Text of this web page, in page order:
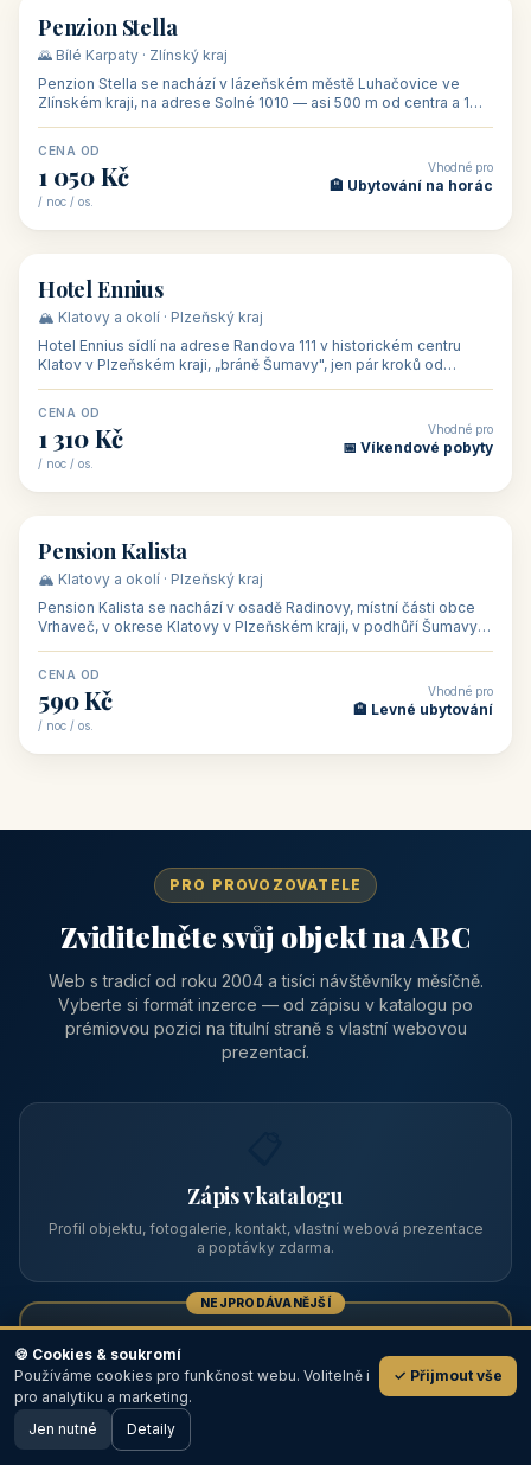
🏡 penzion
Penzion Stella
🌄 Bílé Karpaty · Zlínský kraj
Penzion Stella se nachází v lázeňském městě Luhačovice ve
Zlínském kraji, na adrese Solné 1010 — asi 500 m od centra a 1
CENA OD
1 050 Kč
/ noc / os.
Vhodné pro
🏨 Ubytování na horác
🏨 hotel
Hotel Ennius
🏔️ Klatovy a okolí · Plzeňský kraj
Hotel Ennius sídlí na adrese Randova 111 v historickém centru
Klatov v Plzeňském kraji, „bráně Šumavy", jen pár kroků od
CENA OD
1 310 Kč
/ noc / os.
Vhodné pro
📅 Víkendové pobyty
🏡 penzion
Pension Kalista
🏔️ Klatovy a okolí · Plzeňský kraj
Pension Kalista se nachází v osadě Radinovy, místní části obce
Vrhaveč, v okrese Klatovy v Plzeňském kraji, v podhůří Šumavy
CENA OD
590 Kč
/ noc / os.
Vhodné pro
🏨 Levné ubytování
PRO PROVOZOVATELE
Zviditelněte svůj objekt na ABC
Web s tradicí od roku 2004 a tisíci návštěvníky měsíčně.
Vyberte si formát inzerce — od zápisu v katalogu po
prémiovou pozici na titulní straně s vlastní webovou
prezentací.
Zápis v katalogu
Profil objektu, fotogalerie, kontakt, vlastní webová prezentace
a poptávky zdarma.
NEJPRODÁVANĚJŠÍ
Prémiový partner
TOP pozice na titulce, přednost ve výpisech, zlatý odznak a
💬
🖥️ Desktop verze
🍪 Cookies & soukromí
Používáme cookies pro funkčnost webu. Volitelně i
pro analytiku a marketing.
✓ Přijmout vše
Jen nutné Detaily